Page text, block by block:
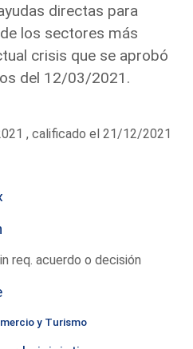
directas para
los sectores más
crisis que se aprobó
del 12/03/2021.
, calificado el 21/12/2021
req. acuerdo o decisión
y Turismo